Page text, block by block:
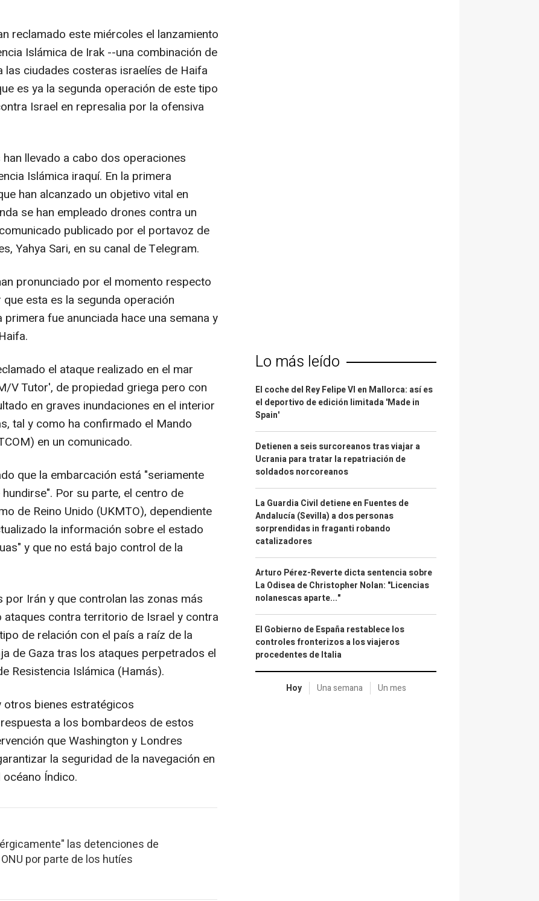
reclamado este miércoles el lanzamiento
Islámica de Irak --una combinación de
ciudades costeras israelíes de Haifa
es ya la segunda operación de este tipo
Israel en represalia por la ofensiva
llevado a cabo dos operaciones
Islámica iraquí. En la primera
han alcanzado un objetivo vital en
se han empleado drones contra un
publicado por el portavoz de
Yahya Sari, en su canal de Telegram.
pronunciado por el momento respecto
esta es la segunda operación
fue anunciada hace una semana y
el ataque realizado en el mar
V Tutor', de propiedad griega pero con
en graves inundaciones en el interior
tal y como ha confirmado el Mando
en un comunicado.
que la embarcación está "seriamente
Por su parte, el centro de
de Reino Unido (UKMTO), dependiente
la información sobre el estado
y que no está bajo control de la
Irán y que controlan las zonas más
ataques contra territorio de Israel y contra
de relación con el país a raíz de la
de Gaza tras los ataques perpetrados el
Resistencia Islámica (Hamás).
otros bienes estratégicos
a los bombardeos de estos
que Washington y Londres
la seguridad de la navegación en
Índico.
las detenciones de
por parte de los hutíes
Lo más leído
El coche del Rey Felipe VI en Mallorca: así es
el deportivo de edición limitada 'Made in
Spain'
Detienen a seis surcoreanos tras viajar a
Ucrania para tratar la repatriación de
soldados norcoreanos
La Guardia Civil detiene en Fuentes de
Andalucía (Sevilla) a dos personas
sorprendidas in fraganti robando
catalizadores
Arturo Pérez-Reverte dicta sentencia sobre
La Odisea de Christopher Nolan: "Licencias
nolanescas aparte..."
El Gobierno de España restablece los
controles fronterizos a los viajeros
procedentes de Italia
Hoy Una semana Un mes